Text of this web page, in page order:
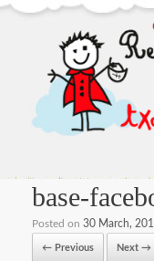
base-
Posted on 30 March,
← Previous Next →